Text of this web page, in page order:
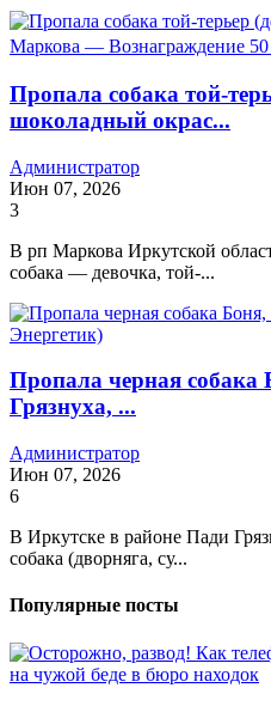
Пропала собака той-
шоколадный окрас...
Администратор
Июн 07, 2026
3
В рп Маркова Иркутской
собака — девочка, той-...
Пропала черная
Грязнуха, ...
Администратор
Июн 07, 2026
6
В Иркутске в районе Пади
собака (дворняга, су...
Популярные посты